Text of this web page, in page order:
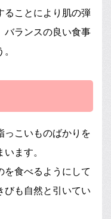
ることにより肌の弾
バランスの良い食事
っこいものばかりを
ます。
を食べるようにして
びも自然と引いてい